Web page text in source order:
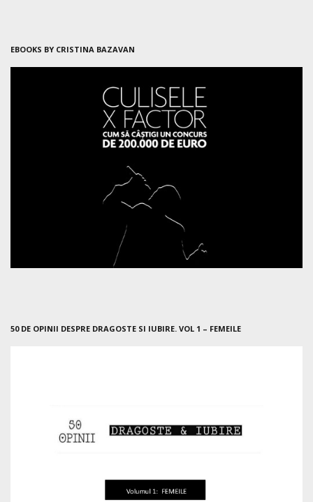
EBOOKS BY CRISTINA BAZAVAN
50 DE OPINII DESPRE DRAGOSTE SI IUBIRE. VOL 1 – FEMEILE